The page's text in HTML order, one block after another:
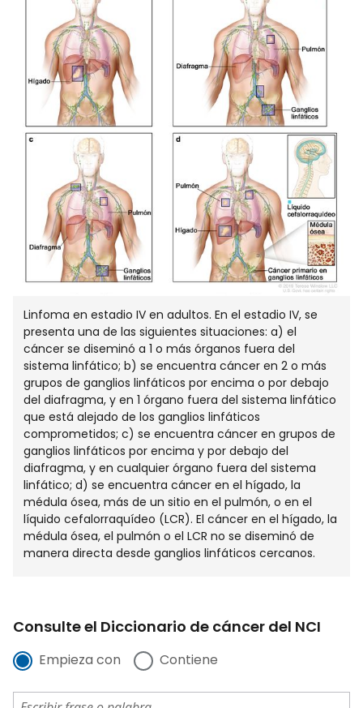
Linfoma en estadio IV en adultos. En el estadio IV, se
presenta una de las siguientes situaciones: a) el
cáncer se diseminó a 1 o más órganos fuera del
sistema linfático; b) se encuentra cáncer en 2 o más
grupos de ganglios linfáticos por encima o por debajo
del diafragma, y en 1 órgano fuera del sistema linfático
que está alejado de los ganglios linfáticos
comprometidos; c) se encuentra cáncer en grupos de
ganglios linfáticos por encima y por debajo del
diafragma, y en cualquier órgano fuera del sistema
linfático; d) se encuentra cáncer en el hígado, la
médula ósea, más de un sitio en el pulmón, o en el
líquido cefalorraquídeo (LCR). El cáncer en el hígado, la
médula ósea, el pulmón o el LCR no se diseminó de
manera directa desde ganglios linfáticos cercanos.
Consulte el Diccionario de cáncer del NCI
Empieza con Contiene